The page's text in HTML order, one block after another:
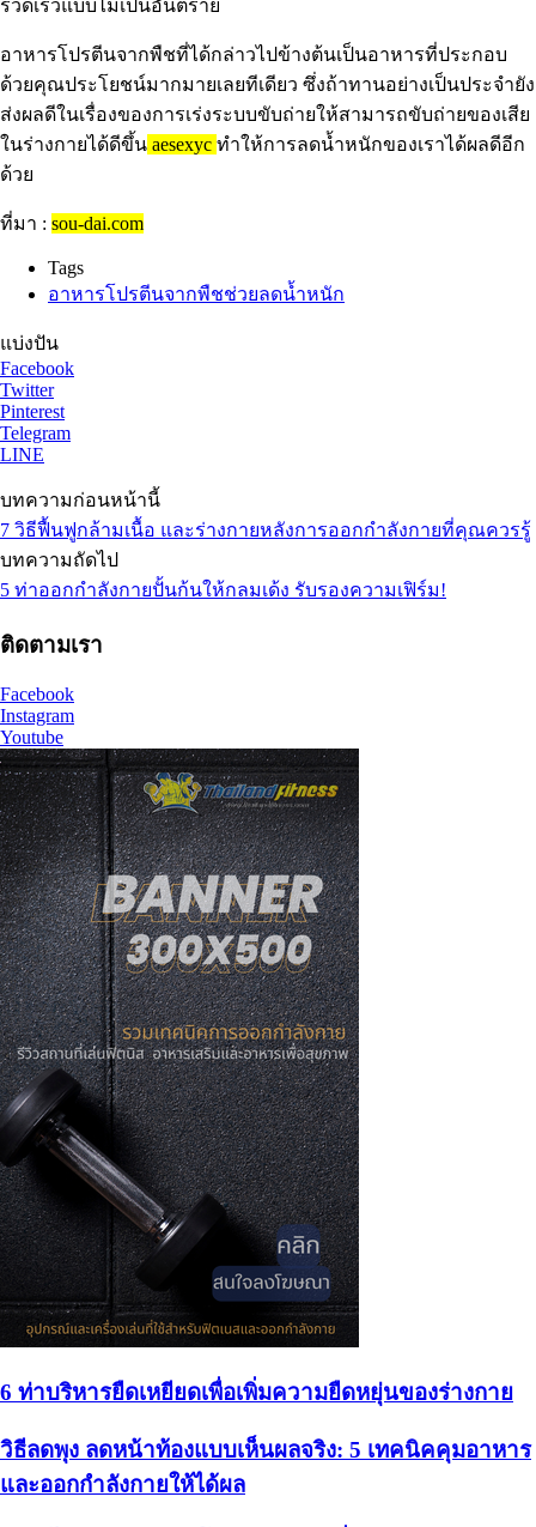
รวดเร็วแบบไม่เป็นอันตราย
อาหารโปรตีนจากพืชที่ได้กล่าวไปข้างต้นเป็นอาหารที่ประกอบ
ด้วยคุณประโยชน์มากมายเลยทีเดียว ซึ่งถ้าทานอย่างเป็นประจำยัง
ส่งผลดีในเรื่องของการเร่งระบบขับถ่ายให้สามารถขับถ่ายของเสีย
ในร่างกายได้ดีขึ้น aesexyc ทำให้การลดน้ำหนักของเราได้ผลดีอีก
ด้วย
ที่มา : sou-dai.com
Tags
อาหารโปรตีนจากพืชช่วยลดน้ำหนัก
แบ่งปัน
Facebook
Twitter
Pinterest
Telegram
LINE
บทความก่อนหน้านี้
7 วิธีฟื้นฟูกล้ามเนื้อ และร่างกายหลังการออกกำลังกายที่คุณควรรู้
บทความถัดไป
5 ท่าออกกำลังกายปั้นก้นให้กลมเด้ง รับรองความเฟิร์ม!
ติดตามเรา
Facebook
Instagram
Youtube
6 ท่าบริหารยืดเหยียดเพื่อเพิ่มความยืดหยุ่นของร่างกาย
วิธีลดพุง ลดหน้าท้องแบบเห็นผลจริง: 5 เทคนิคคุมอาหาร
และออกกำลังกายให้ได้ผล